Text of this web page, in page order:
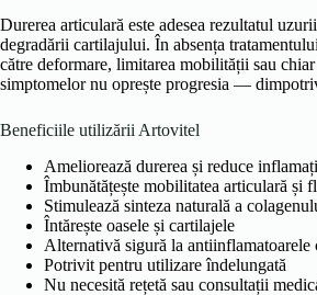
Durerea articulară este adesea rezultatul
degradării cartilajului. În absența
către deformare, limitarea mobilității sau
simptomelor nu oprește progresia —
Beneficiile utilizării Artovitel
Ameliorează durerea și reduce
Îmbunătățește mobilitatea articulară și
Stimulează sinteza naturală a
Întărește oasele și cartilajele
Alternativă sigură la
Potrivit pentru utilizare îndelungată
Nu necesită rețetă sau consultații